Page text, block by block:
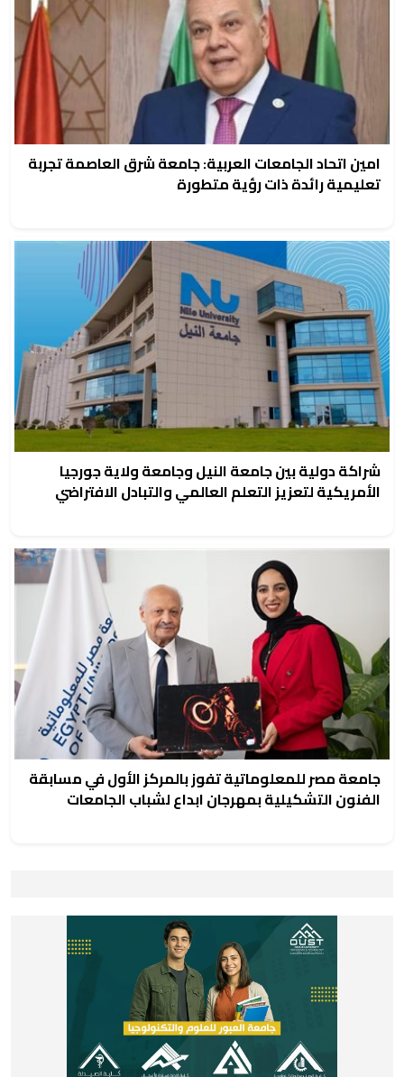
امين اتحاد الجامعات العربية: جامعة شرق العاصمة تجربة
تعليمية رائدة ذات رؤية متطورة
شراكة دولية بين جامعة النيل وجامعة ولاية جورجيا
الأمريكية لتعزيز التعلم العالمي والتبادل الافتراضي
جامعة مصر للمعلوماتية تفوز بالمركز الأول في مسابقة
الفنون التشكيلية بمهرجان ابداع لشباب الجامعات